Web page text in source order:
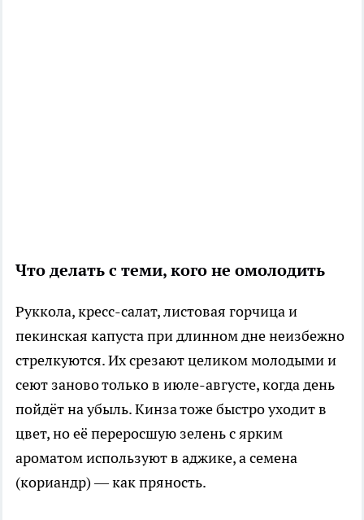
Что делать с теми, кого не омолодить
Руккола, кресс-салат, листовая горчица и
пекинская капуста при длинном дне неизбежно
стрелкуются. Их срезают целиком молодыми и
сеют заново только в июле-августе, когда день
пойдёт на убыль. Кинза тоже быстро уходит в
цвет, но её переросшую зелень с ярким
ароматом используют в аджике, а семена
(кориандр) — как пряность.